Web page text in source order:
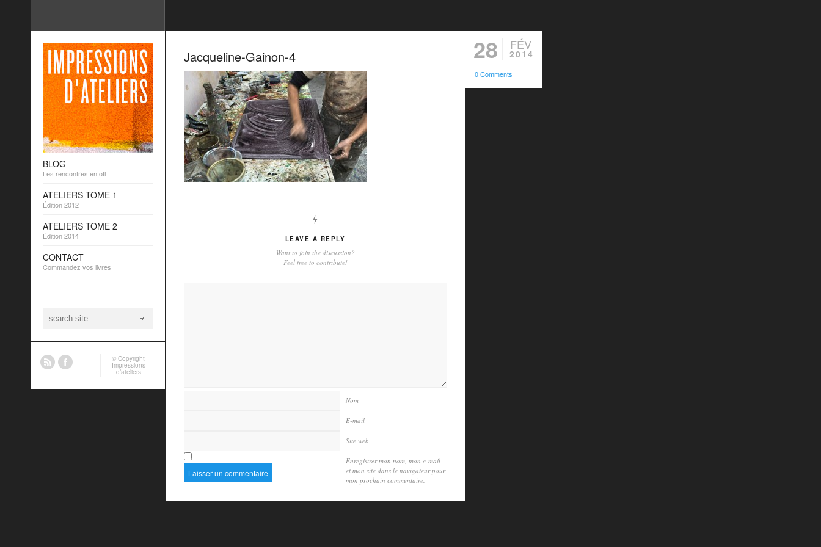
Jacqueline-Gainon-4 28 FÉV
2014
0 Comments
LEAVE A REPLY
Want to join the discussion?
Feel free to contribute!
Nom
E-mail
Site web
Enregistrer mon nom, mon e-mail
et mon site dans le navigateur pour
mon prochain commentaire.
BLOG
Les rencontres en off
ATELIERS TOME 1
Édition 2012
ATELIERS TOME 2
Édition 2014
CONTACT
Commandez vos livres
© Copyright
Impressions
d’ateliers